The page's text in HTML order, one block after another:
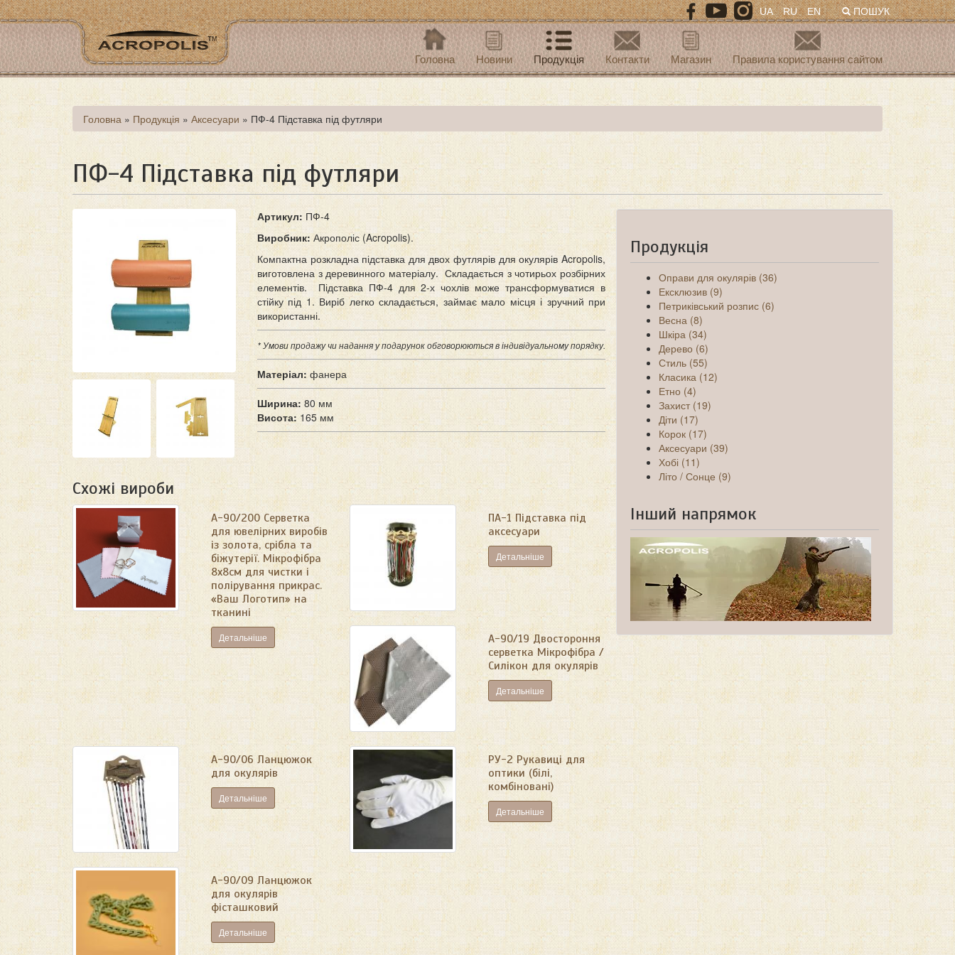
Перейти
до
основного
матеріалу
ПОШУК
UA RU EN
Головна Новини Продукція Контакти Магазин Правила користування сайтом
Ви
є
тут
Головна » Продукція » Аксесуари » ПФ-4 Підставка під футляри
ПФ-4 Підставка під футляри
Артикул: ПФ-4
Виробник: Акрополіс (Acropolis).
Компактна розкладна підставка для двох футлярів для окулярів Acropolis,
виготовлена з деревинного матеріалу. Складається з чотирьох розбірних
елементів. Підставка ПФ-4 для 2-х чохлів може трансформуватися в
стійку під 1. Виріб легко складається, займає мало місця і зручний при
використанні.
* Умови продажу чи надання у подарунок обговорюються в індивідуальному порядку.
Матеріал:фанера
Ширина: 80 мм
Висота: 165 мм
Схожі вироби
А-90/200 Серветка
для ювелірних виробів
із золота, срібла та
біжутерії. Мікрофібра
8х8см для чистки і
полірування прикрас.
«Ваш Логотип» на
тканині
Детальніше
ПА-1 Підставка під
аксесуари
Детальніше
А-90/19 Двостороння
серветка Мікрофібра /
Силікон для окулярів
Детальніше
А-90/06 Ланцюжок
для окулярів
Детальніше
РУ-2 Рукавиці для
оптики (білі,
комбіновані)
Детальніше
А-90/09 Ланцюжок
для окулярів
фісташковий
Детальніше
Продукція
Оправи для окулярів (36)
Ексклюзив (9)
Петриківський розпис (6)
Весна (8)
Шкіра (34)
Дерево (6)
Стиль (55)
Класика (12)
Етно (4)
Захист (19)
Діти (17)
Корок (17)
Аксесуари (39)
Хобі (11)
Літо / Сонце (9)
Інший напрямок